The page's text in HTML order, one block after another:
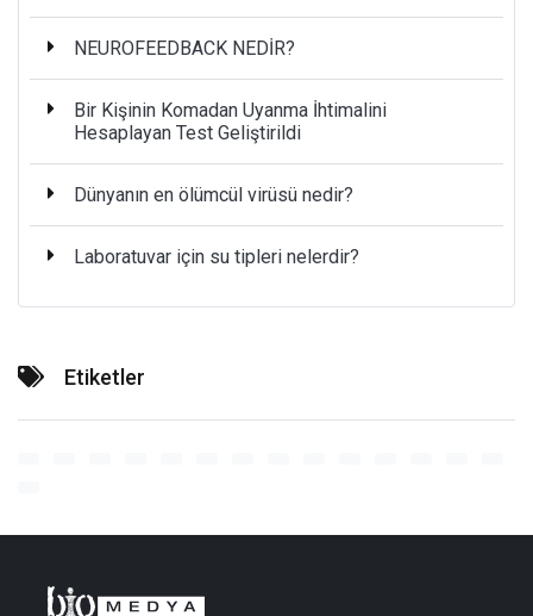
NEUROFEEDBACK NEDİR?
Bir Kişinin Komadan Uyanma İhtimalini
Hesaplayan Test Geliştirildi
Dünyanın en ölümcül virüsü nedir?
Laboratuvar için su tipleri nelerdir?
Etiketler